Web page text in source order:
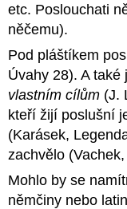
etc. Poslouchati
něčemu).
Pod pláštíkem
Úvahy 28). A
vlastním cílům (J.
kteří žijí poslušní
(Karásek,
zachvělo
Mohlo by se
němčiny nebo